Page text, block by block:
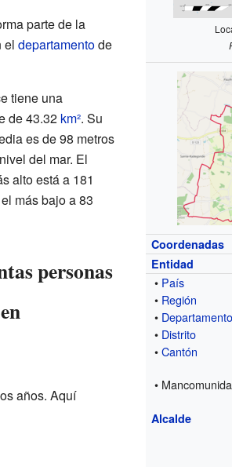
Coordenadas
Entidad
• País
• Región
• Departamento
• Distrito
•Cantón
•
Alcalde
parte de la
el departamentode
tiene una
de 43.32 km². Su
es de 98 metros
del mar. El
alto está a 181
más bajo a 83
personas
años. Aquí